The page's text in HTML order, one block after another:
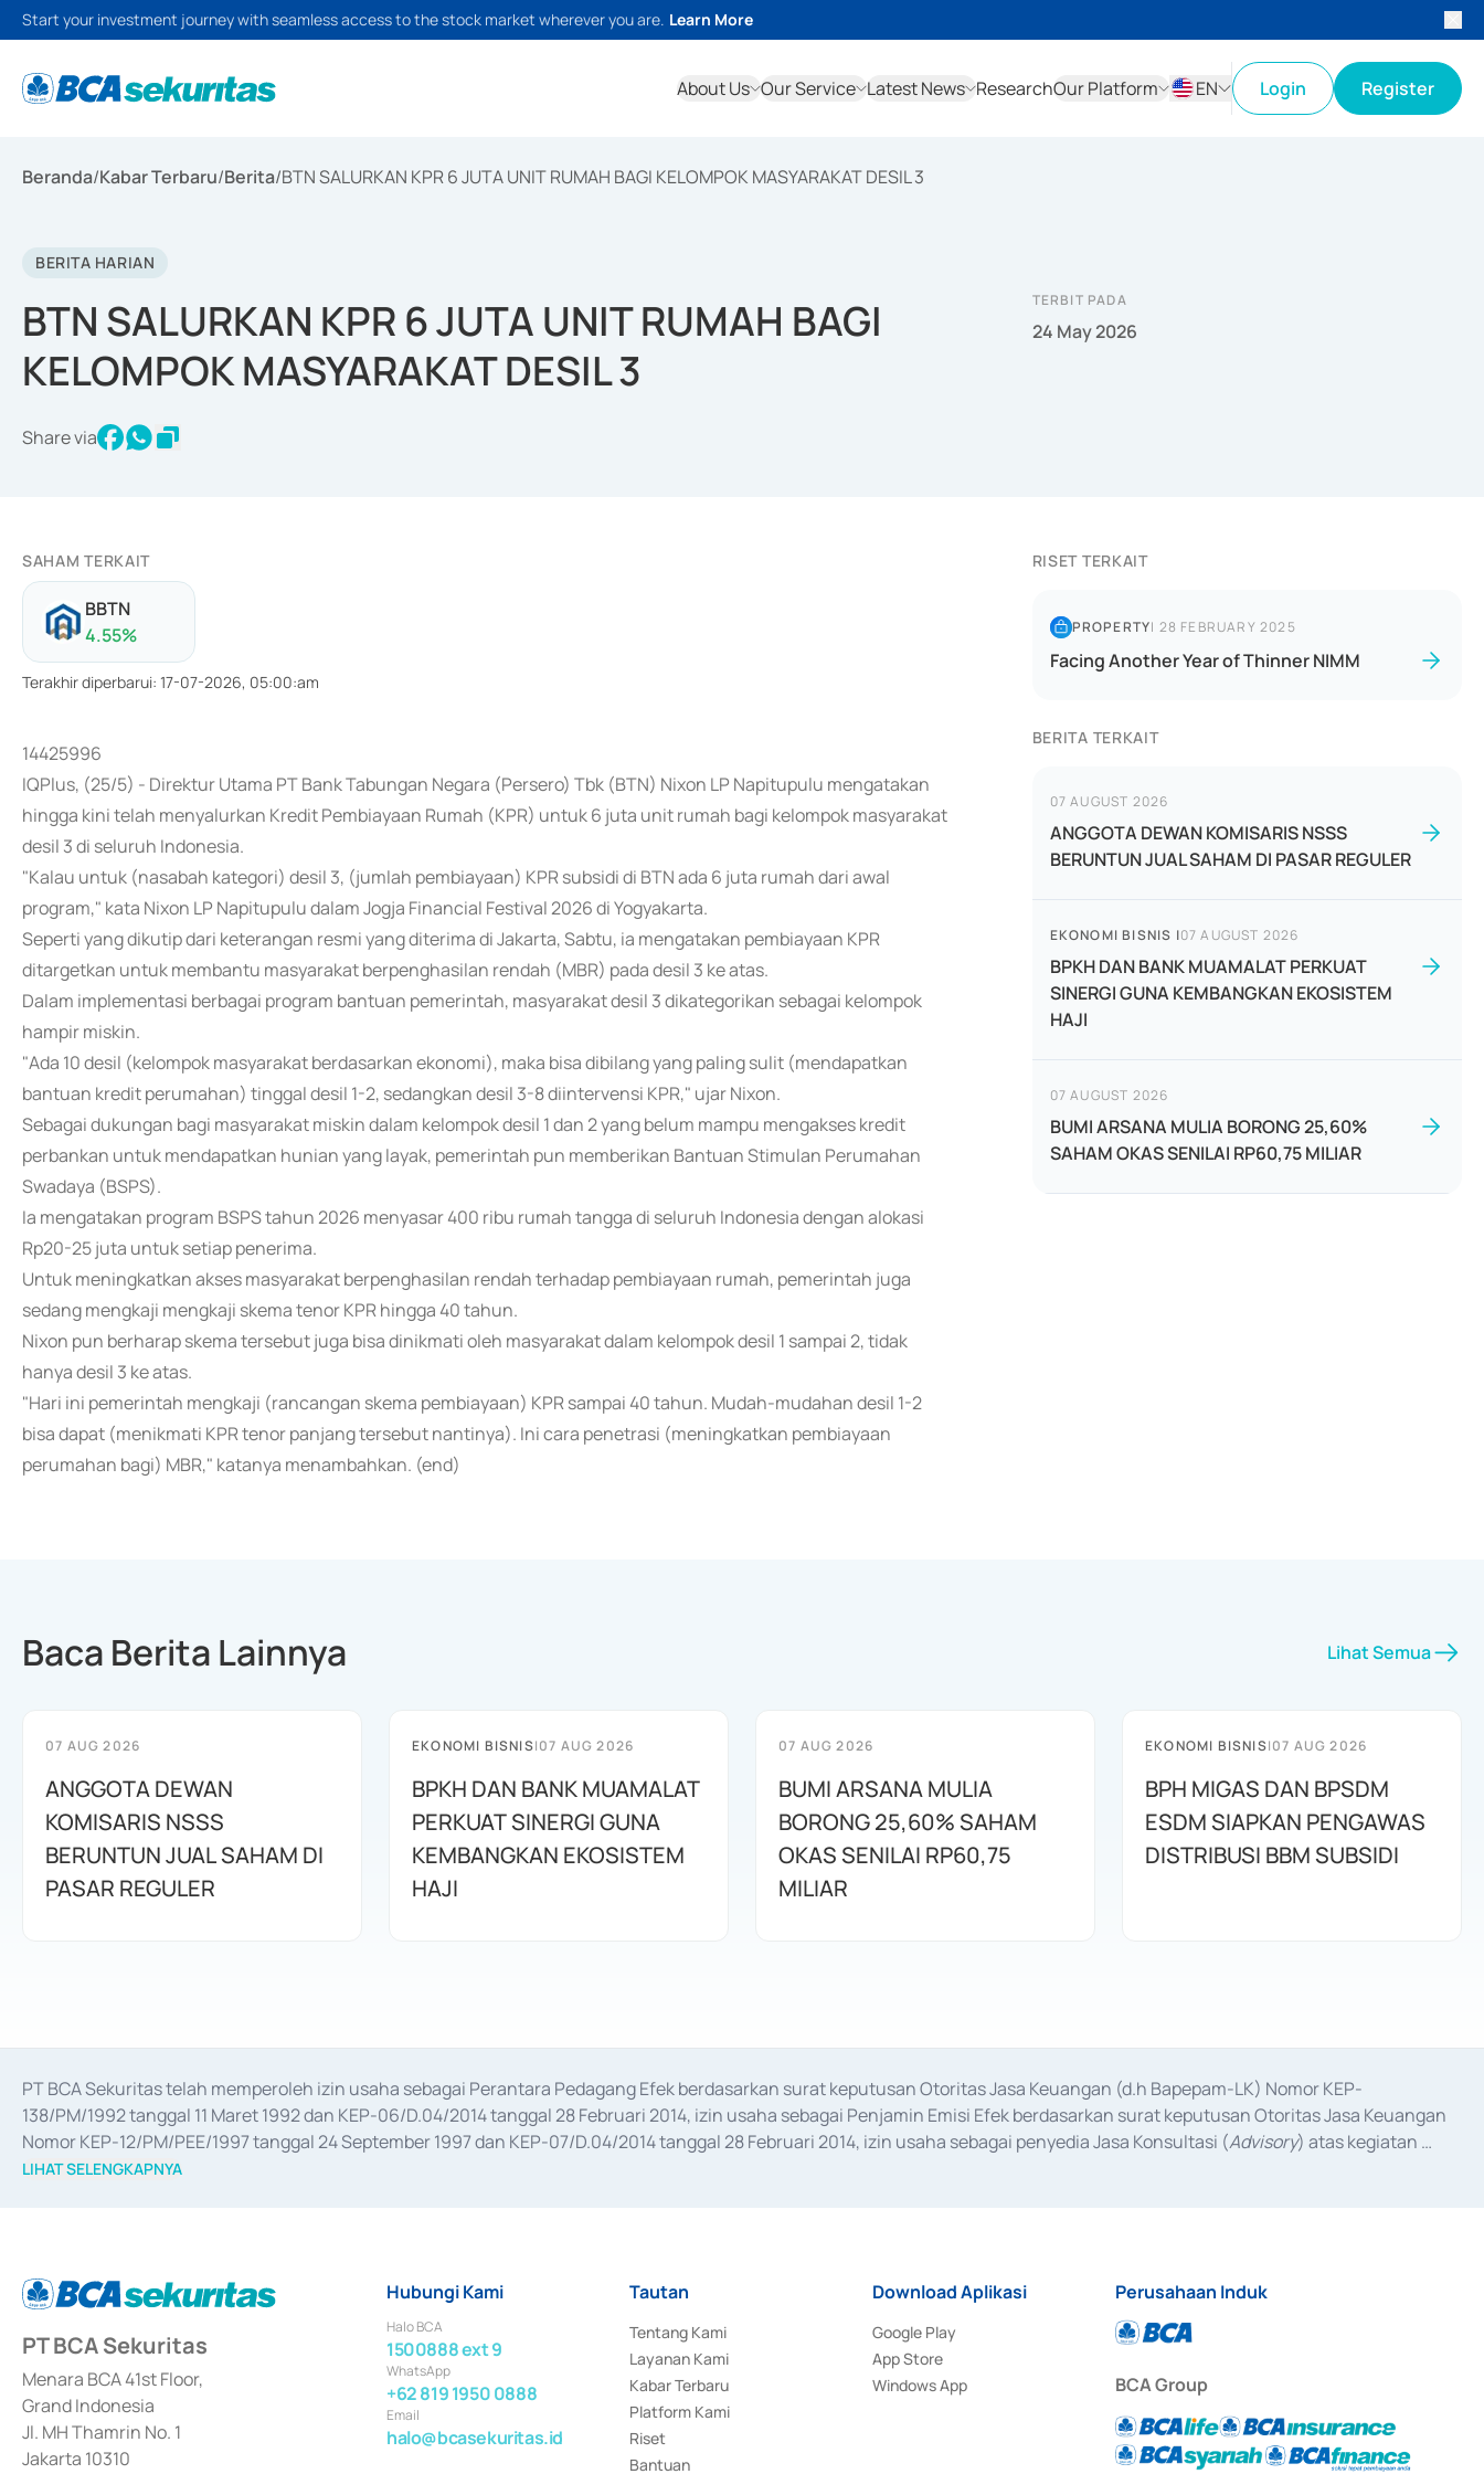
Start your investment journey with seamless access to the stock market wherever you are. Learn More
About Us Our Service Latest News ResearchOur Platform
EN
Login Register
Beranda/Kabar Terbaru/Berita/BTN SALURKAN KPR 6 JUTA UNIT RUMAH BAGI KELOMPOK MASYARAKAT DESIL 3
BERITA HARIAN
BTN SALURKAN KPR 6 JUTA UNIT RUMAH BAGI
KELOMPOK MASYARAKAT DESIL 3
Share via
TERBIT PADA
24 May 2026
SAHAM TERKAIT
BBTN
4.55%
Terakhir diperbarui: 17-07-2026, 05:00:am
14425996
IQPlus, (25/5) - Direktur Utama PT Bank Tabungan Negara (Persero) Tbk (BTN) Nixon LP Napitupulu mengatakan
hingga kini telah menyalurkan Kredit Pembiayaan Rumah (KPR) untuk 6 juta unit rumah bagi kelompok masyarakat
desil 3 di seluruh Indonesia.
"Kalau untuk (nasabah kategori) desil 3, (jumlah pembiayaan) KPR subsidi di BTN ada 6 juta rumah dari awal
program," kata Nixon LP Napitupulu dalam Jogja Financial Festival 2026 di Yogyakarta.
Seperti yang dikutip dari keterangan resmi yang diterima di Jakarta, Sabtu, ia mengatakan pembiayaan KPR
ditargetkan untuk membantu masyarakat berpenghasilan rendah (MBR) pada desil 3 ke atas.
Dalam implementasi berbagai program bantuan pemerintah, masyarakat desil 3 dikategorikan sebagai kelompok
hampir miskin.
"Ada 10 desil (kelompok masyarakat berdasarkan ekonomi), maka bisa dibilang yang paling sulit (mendapatkan
bantuan kredit perumahan) tinggal desil 1-2, sedangkan desil 3-8 diintervensi KPR," ujar Nixon.
Sebagai dukungan bagi masyarakat miskin dalam kelompok desil 1 dan 2 yang belum mampu mengakses kredit
perbankan untuk mendapatkan hunian yang layak, pemerintah pun memberikan Bantuan Stimulan Perumahan
Swadaya (BSPS).
Ia mengatakan program BSPS tahun 2026 menyasar 400 ribu rumah tangga di seluruh Indonesia dengan alokasi
Rp20-25 juta untuk setiap penerima.
Untuk meningkatkan akses masyarakat berpenghasilan rendah terhadap pembiayaan rumah, pemerintah juga
sedang mengkaji mengkaji skema tenor KPR hingga 40 tahun.
Nixon pun berharap skema tersebut juga bisa dinikmati oleh masyarakat dalam kelompok desil 1 sampai 2, tidak
hanya desil 3 ke atas.
"Hari ini pemerintah mengkaji (rancangan skema pembiayaan) KPR sampai 40 tahun. Mudah-mudahan desil 1-2
bisa dapat (menikmati KPR tenor panjang tersebut nantinya). Ini cara penetrasi (meningkatkan pembiayaan
perumahan bagi) MBR," katanya menambahkan. (end)
RISET TERKAIT
PROPERTY| 28 FEBRUARY 2025
Facing Another Year of Thinner NIMM
BERITA TERKAIT
07 AUGUST 2026
ANGGOTA DEWAN KOMISARIS NSSS
BERUNTUN JUAL SAHAM DI PASAR REGULER
EKONOMI BISNIS |07 AUGUST 2026
BPKH DAN BANK MUAMALAT PERKUAT
SINERGI GUNA KEMBANGKAN EKOSISTEM
HAJI
07 AUGUST 2026
BUMI ARSANA MULIA BORONG 25,60%
SAHAM OKAS SENILAI RP60,75 MILIAR
Baca Berita Lainnya Lihat Semua
07 AUG 2026
ANGGOTA DEWAN
KOMISARIS NSSS
BERUNTUN JUAL SAHAM DI
PASAR REGULER
EKONOMI BISNIS|07 AUG 2026
BPKH DAN BANK MUAMALAT
PERKUAT SINERGI GUNA
KEMBANGKAN EKOSISTEM
HAJI
07 AUG 2026
BUMI ARSANA MULIA
BORONG 25,60% SAHAM
OKAS SENILAI RP60,75
MILIAR
EKONOMI BISNIS|07 AUG 2026
BPH MIGAS DAN BPSDM
ESDM SIAPKAN PENGAWAS
DISTRIBUSI BBM SUBSIDI
PT BCA Sekuritas telah memperoleh izin usaha sebagai Perantara Pedagang Efek berdasarkan surat keputusan Otoritas Jasa Keuangan (d.h Bapepam-LK) Nomor KEP-
138/PM/1992 tanggal 11 Maret 1992 dan KEP-06/D.04/2014 tanggal 28 Februari 2014, izin usaha sebagai Penjamin Emisi Efek berdasarkan surat keputusan Otoritas Jasa Keuangan
Nomor KEP-12/PM/PEE/1997 tanggal 24 September 1997 dan KEP-07/D.04/2014 tanggal 28 Februari 2014, izin usaha sebagai penyedia Jasa Konsultasi (Advisory) atas kegiatan
merger, akuisisi, divestasi, dan
LIHAT SELENGKAPNYA
PT BCA Sekuritas
Menara BCA 41st Floor,
Grand Indonesia
Jl. MH Thamrin No. 1
Jakarta 10310
Hubungi Kami
Halo BCA
1500888 ext 9
WhatsApp
+62 819 1950 0888
Email
halo@bcasekuritas.id
Tautan
Tentang Kami
Layanan Kami
Kabar Terbaru
Platform Kami
Riset
Bantuan
Download Aplikasi
Google Play
App Store
Windows App
Perusahaan Induk
BCA Group